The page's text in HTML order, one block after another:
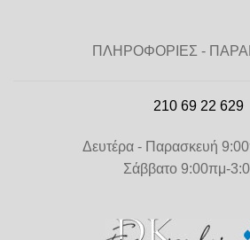
ΠΛΗΡΟΦΟΡΙΕΣ -
210 69 22 629
Δευτέρα - Παρασκευή
Σάββατο 9:00πμ-